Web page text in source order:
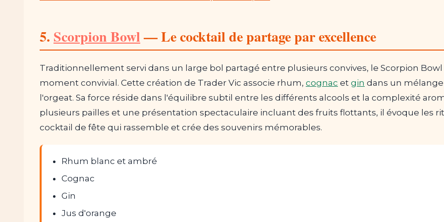
5. Scorpion Bowl— Le cocktail de partage par excellence
Traditionnellement servi dans un large bol partagé entre plusieurs convives, le Scorpion
moment convivial. Cette création de Trader Vic associe rhum, cognac et gin dans un
l'orgeat. Sa force réside dans l'équilibre subtil entre les différents alcools et la complexité
plusieurs pailles et une présentation spectaculaire incluant des fruits flottants, il évoque les
cocktail de fête qui rassemble et crée des souvenirs mémorables.
Rhum blanc et ambré
Cognac
Gin
Jus d'orange